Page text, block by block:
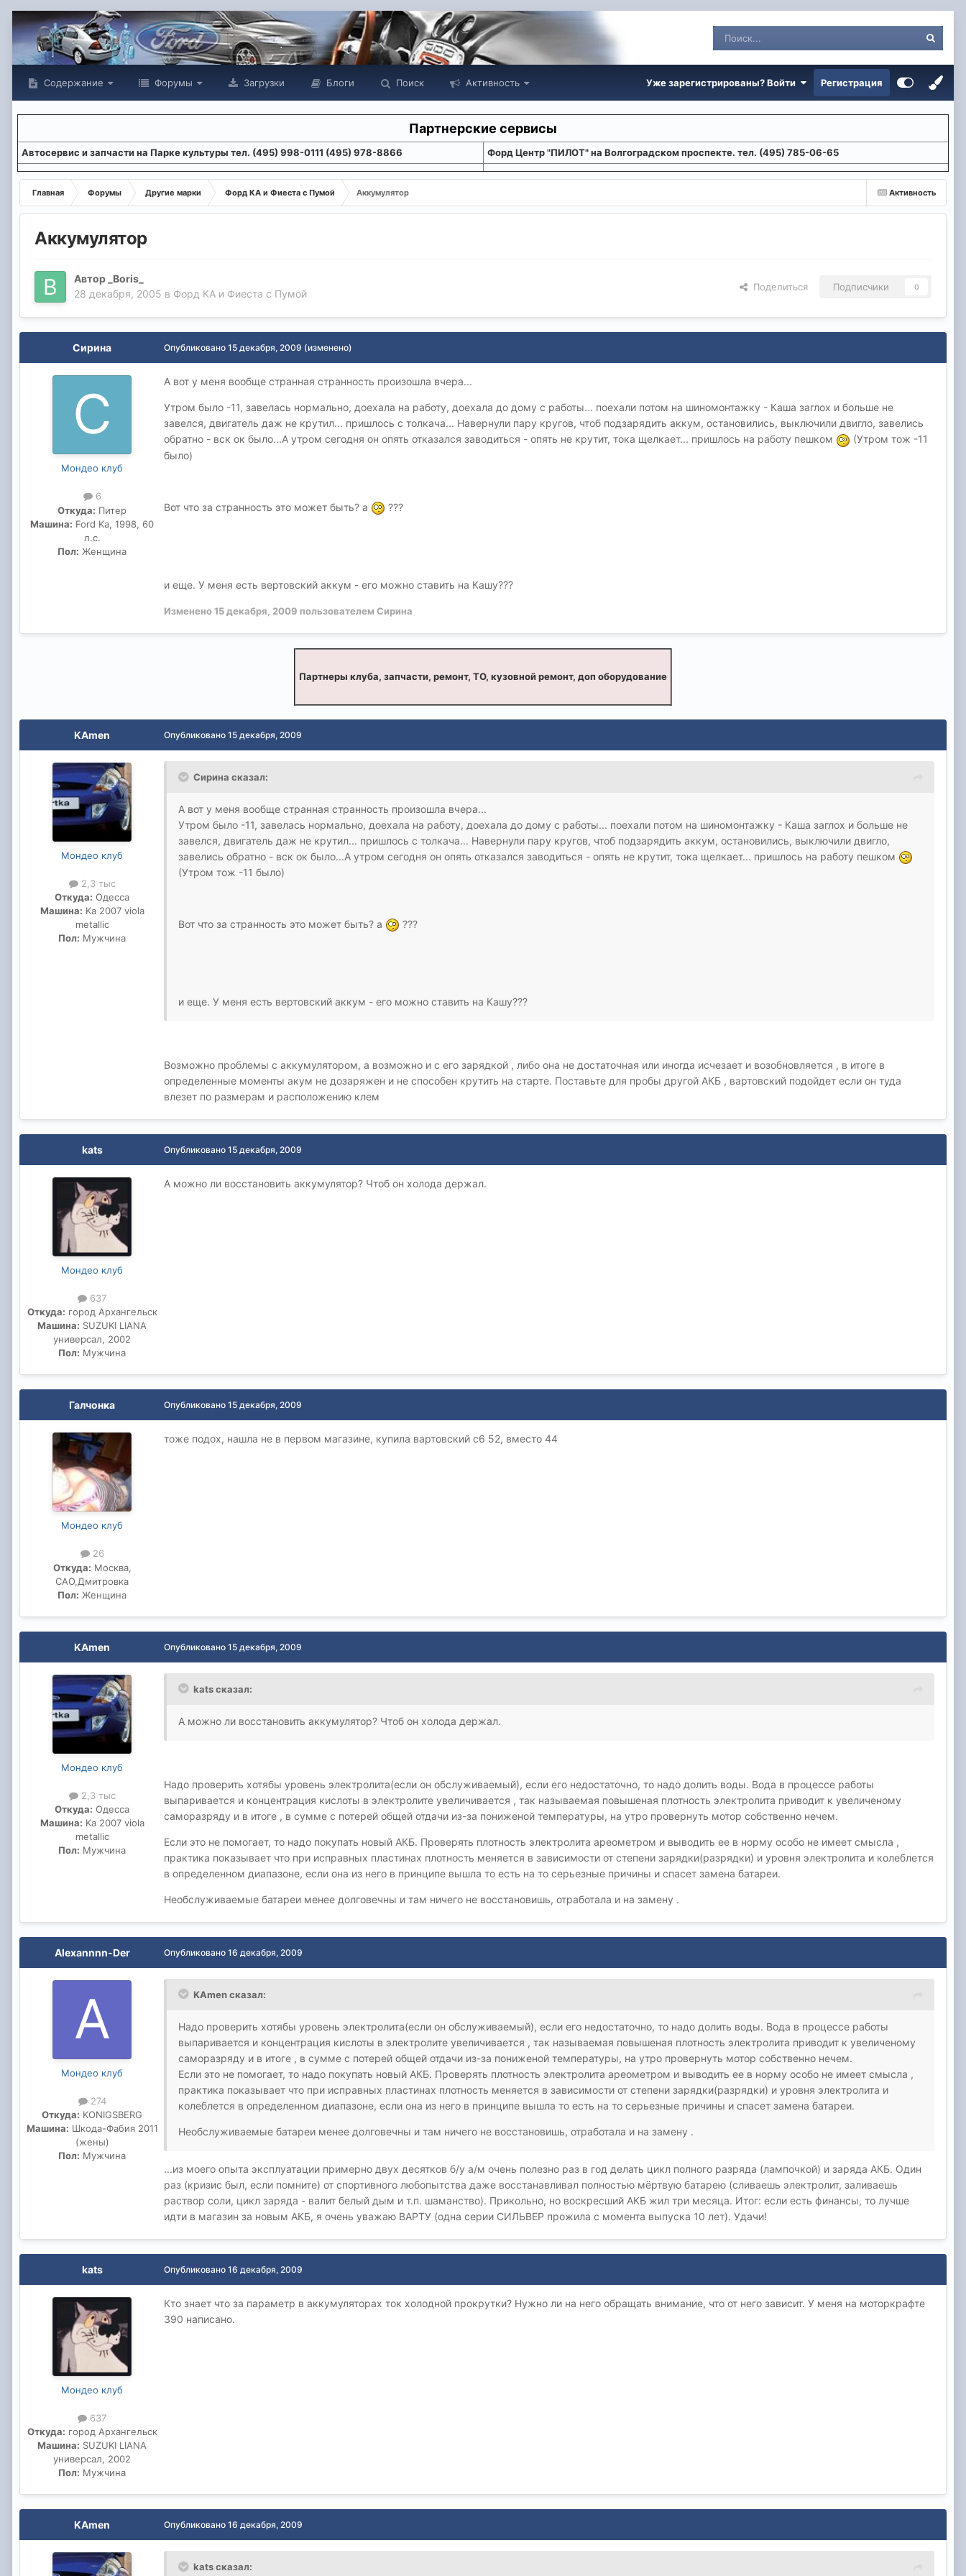
Содержание Форумы Загрузки Блоги Поиск Активность Уже зарегистрированы? Войти Регистрация
Партнерские сервисы
Aвтосервис и запчасти на Парке культуры тел. (495) 998-0111 (495) 978-8866 Форд Центр "ПИЛОТ" на Волгоградском проспекте. тел. (495) 785-06-65
Активность
Главная Форумы Другие марки Форд КА и Фиеста с Пумой Аккумулятор
Аккумулятор
Автор
_Boris_
28 декабря, 2005 в Форд КА и Фиеста с Пумой
Поделиться Подписчики 0
Сирина
Мондео клуб
6
Откуда: Питер
Машина: Ford Ka, 1998, 60
л.с.
Пол: Женщина
Опубликовано 15 декабря, 2009 (изменено)
А вот у меня вообще странная странность произошла вчера...
Утром было -11, завелась нормально, доехала на работу, доехала до дому с работы... поехали потом на шиномонтажку - Каша заглох и больше не
завелся, двигатель даж не крутил... пришлось с толкача... Навернули пару кругов, чтоб подзарядить аккум, остановились, выключили двигло, завелись
обратно - вск ок было...А утром сегодня он опять отказался заводиться - опять не крутит, тока щелкает... пришлось на работу пешком
(Утром тож -11
было)
Вот что за странность это может быть? а ???
и еще. У меня есть вертовский аккум - его можно ставить на Кашу???
Изменено15 декабря, 2009 пользователем Сирина
Партнеры клуба, запчасти, ремонт, ТО, кузовной ремонт, доп оборудование
KAmen
Мондео клуб
2,3 тыс
Откуда: Одесса
Машина: Ka 2007 viola
metallic
Пол: Мужчина
Опубликовано 15 декабря, 2009
Сирина сказал:
А вот у меня вообще странная странность произошла вчера...
Утром было -11, завелась нормально, доехала на работу, доехала до дому с работы... поехали потом на шиномонтажку - Каша заглох и больше не
завелся, двигатель даж не крутил... пришлось с толкача... Навернули пару кругов, чтоб подзарядить аккум, остановились, выключили двигло,
завелись обратно - вск ок было...А утром сегодня он опять отказался заводиться - опять не крутит, тока щелкает... пришлось на работу пешком
(Утром тож -11 было)
Вот что за странность это может быть? а ???
и еще. У меня есть вертовский аккум - его можно ставить на Кашу???
Возможно проблемы с аккумулятором, а возможно и с его зарядкой , либо она не достаточная или иногда исчезает и возобновляется , в итоге в
определенные моменты акум не дозаряжен и не способен крутить на старте. Поставьте для пробы другой АКБ , вартовский подойдет если он туда
влезет по размерам и расположению клем
kats
Мондео клуб
637
Откуда: город Архангельск
Машина: SUZUKI LIANA
универсал, 2002
Пол: Мужчина
Опубликовано 15 декабря, 2009
А можно ли восстановить аккумулятор? Чтоб он холода держал.
Галчонка
Мондео клуб
26
Откуда: Москва,
САО,Дмитровка
Пол: Женщина
Опубликовано 15 декабря, 2009
тоже подох, нашла не в первом магазине, купила вартовский с6 52, вместо 44
KAmen
Мондео клуб
2,3 тыс
Откуда: Одесса
Машина: Ka 2007 viola
metallic
Пол: Мужчина
Опубликовано 15 декабря, 2009
kats сказал:
А можно ли восстановить аккумулятор? Чтоб он холода держал.
Надо проверить хотябы уровень электролита(если он обслуживаемый), если его недостаточно, то надо долить воды. Вода в процессе работы
выпаривается и концентрация кислоты в электролите увеличивается , так называемая повышеная плотность электролита приводит к увеличеному
саморазряду и в итоге , в сумме с потерей общей отдачи из-за пониженой температуры, на утро провернуть мотор собственно нечем.
Если это не помогает, то надо покупать новый АКБ. Проверять плотность электролита ареометром и выводить ее в норму особо не имеет смысла ,
практика показывает что при исправных пластинах плотность меняется в зависимости от степени зарядки(разрядки) и уровня электролита и колеблется
в определенном диапазоне, если она из него в принципе вышла то есть на то серьезные причины и спасет замена батареи.
Необслуживаемые батареи менее долговечны и там ничего не восстановишь, отработала и на замену .
Alexannnn-Der
Мондео клуб
274
Откуда: KONIGSBERG
Машина: Шкода-Фабия 2011
(жены)
Пол: Мужчина
Опубликовано 16 декабря, 2009
KAmen сказал:
Надо проверить хотябы уровень электролита(если он обслуживаемый), если его недостаточно, то надо долить воды. Вода в процессе работы
выпаривается и концентрация кислоты в электролите увеличивается , так называемая повышеная плотность электролита приводит к увеличеному
саморазряду и в итоге , в сумме с потерей общей отдачи из-за пониженой температуры, на утро провернуть мотор собственно нечем.
Если это не помогает, то надо покупать новый АКБ. Проверять плотность электролита ареометром и выводить ее в норму особо не имеет смысла ,
практика показывает что при исправных пластинах плотность меняется в зависимости от степени зарядки(разрядки) и уровня электролита и
колеблется в определенном диапазоне, если она из него в принципе вышла то есть на то серьезные причины и спасет замена батареи.
Необслуживаемые батареи менее долговечны и там ничего не восстановишь, отработала и на замену .
...из моего опыта эксплуатации примерно двух десятков б/у а/м очень полезно раз в год делать цикл полного разряда (лампочкой) и заряда АКБ. Один
раз (кризис был, если помните) от спортивного любопытства даже восстанавливал полностью мёртвую батарею (сливаешь электролит, заливаешь
раствор соли, цикл заряда - валит белый дым и т.п. шаманство). Прикольно, но воскресший АКБ жил три месяца. Итог: если есть финансы, то лучше
идти в магазин за новым АКБ, я очень уважаю ВАРТУ (одна серии СИЛЬВЕР прожила с момента выпуска 10 лет). Удачи!
kats
Мондео клуб
637
Откуда: город Архангельск
Машина: SUZUKI LIANA
универсал, 2002
Пол: Мужчина
Опубликовано 16 декабря, 2009
Кто знает что за параметр в аккумуляторах ток холодной прокрутки? Нужно ли на него обращать внимание, что от него зависит. У меня на моторкрафте
390 написано.
KAmen Опубликовано 16 декабря, 2009
kats сказал: